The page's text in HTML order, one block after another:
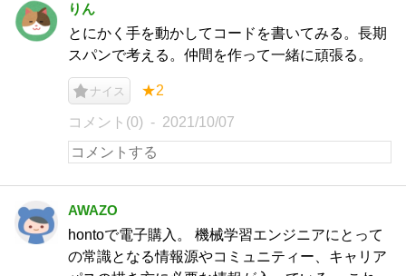
りん
とにかく手を動かしてコードを書いてみる。長期
スパンで考える。仲間を作って一緒に頑張る。
ナイス ★2
コメント(0) 2021/10/07
AWAZO
hontoで電子購入。 機械学習エンジニアにとって
の常識となる情報源やコミュニティー、キャリア